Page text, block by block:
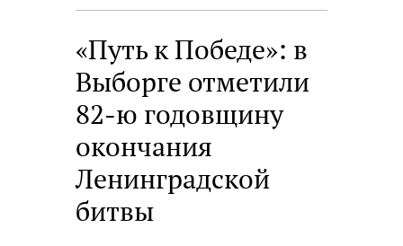
«Путь к Победе»: в
Выборге отметили
82-ю годовщину
окончания
Ленинградской
битвы